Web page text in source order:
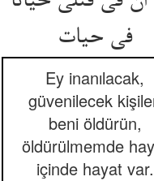
فی حیات
Ey inanılacak,
güvenilecek
beni öldürün,
öldürülmemde
içinde hayat var.